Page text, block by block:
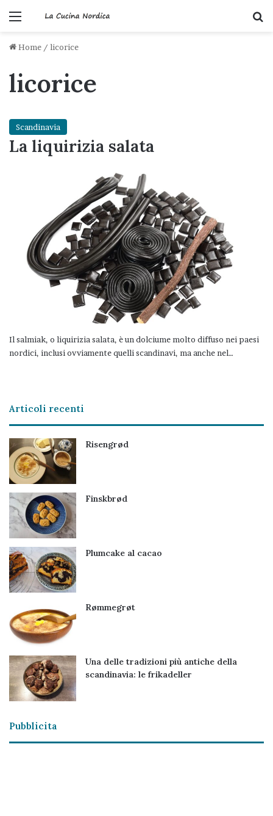
Menu
Home / licorice
licorice
Scandinavia
La liquirizia salata
Il salmiak, o liquirizia salata, è un dolciume molto diffuso nei paesi
nordici, inclusi ovviamente quelli scandinavi, ma anche nel…
Articoli recenti
Risengrød
Finskbrød
Plumcake al cacao
Rømmegrøt
Una delle tradizioni più antiche della
scandinavia: le frikadeller
Pubblicita